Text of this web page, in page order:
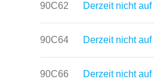
90C62 Derzeit nicht
90C64 Derzeit nicht
90C66 Derzeit nicht